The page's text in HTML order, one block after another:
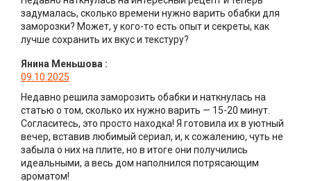
задумалась, сколько времени нужно варить обабки для
заморозки? Может, у кого-то есть опыт и секреты, как
лучше сохранить их вкус и текстуру?
Янина Меньшова :
09.10.2025
Недавно решила заморозить обабки и наткнулась на
статью о том, сколько их нужно варить — 15-20 минут.
Согласитесь, это просто находка! Я готовила их в уютный
вечер, вставив любимый сериал, и, к сожалению, чуть не
забыла о них на плите, но в итоге они получились
идеальными, а весь дом наполнился потрясающим
ароматом!